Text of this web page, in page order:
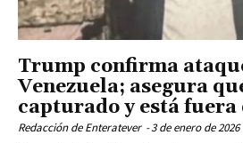
Trump confirma
Venezuela; asegura
capturado y está fuera
Redacción de Enteratever -3 de enero de 2026